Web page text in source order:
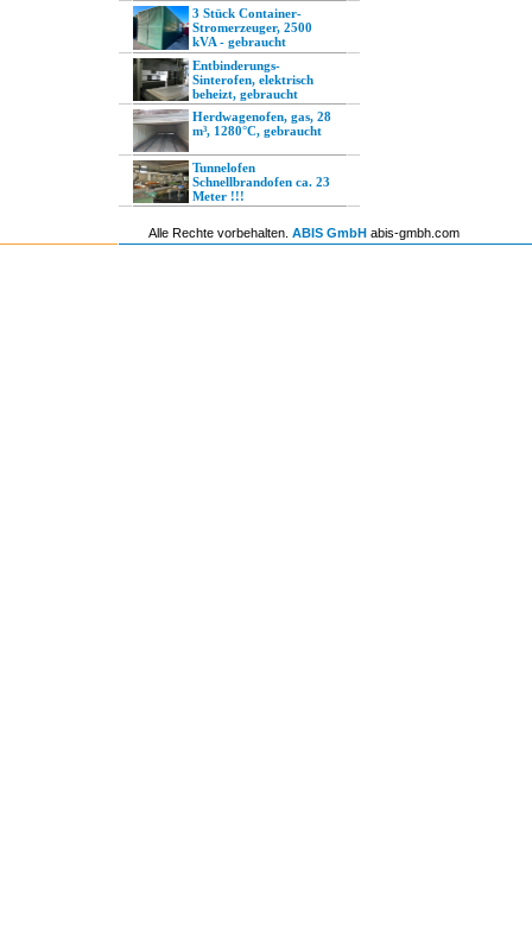
3 Stück Container-
Stromerzeuger, 2500
kVA - gebraucht
Entbinderungs-
Sinterofen, elektrisch
beheizt, gebraucht
Herdwagenofen, gas, 28
m³, 1280°C, gebraucht
Tunnelofen
Schnellbrandofen ca. 23
Meter !!!
Alle Rechte vorbehalten. ABIS GmbH abis-gmbh.com